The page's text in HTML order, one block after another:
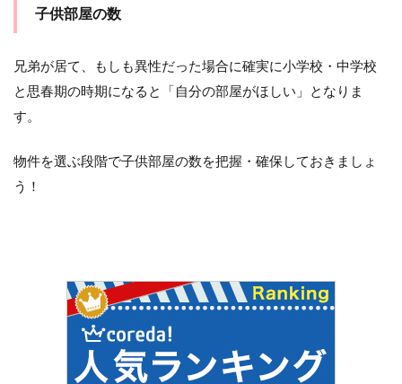
子供部屋の数
兄弟が居て、もしも異性だった場合に確実に小学校・中学校
と思春期の時期になると「自分の部屋がほしい」となりま
す。
物件を選ぶ段階で子供部屋の数を把握・確保しておきましょ
う！